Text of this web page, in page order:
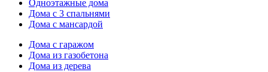
Одноэтажные дома
Дома с 3 спальнями
Дома с мансардой
Дома с гаражом
Дома из газобетона
Дома из дерева